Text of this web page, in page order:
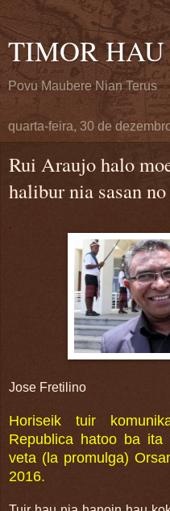
TIMOR
Povu Maubere Nian Terus
quarta-feira, 30 de
Rui Araujo halo
halibur nia sasan
.
Jose Fretilino
Horiseik tuir
Republica hatoo ba ita
veta (la promulga)
2016.